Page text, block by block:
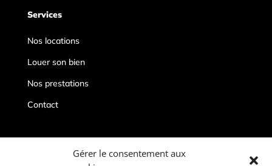
Gérer le consentement aux
Services
Nos locations
Louer son bien
Nos prestations
Contact